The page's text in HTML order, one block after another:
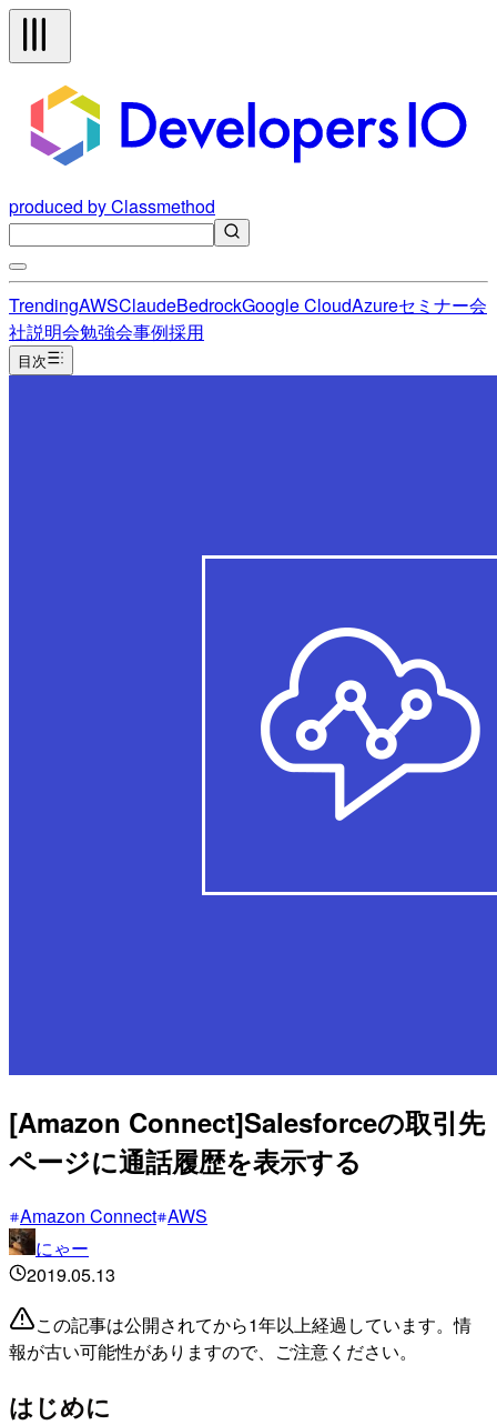
produced by Classmethod
TrendingAWSClaudeBedrockGoogle CloudAzureセミナー会
社説明会勉強会事例採用
目次
[Amazon Connect]Salesforceの取引先
ページに通話履歴を表示する
Amazon Connect AWS
にゃー
2019.05.13
この記事は公開されてから1年以上経過しています。情
報が古い可能性がありますので、ご注意ください。
はじめに